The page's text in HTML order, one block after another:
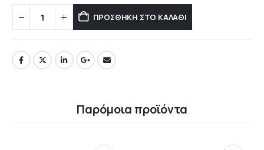
ΠΡΟΣΘΉΚΗ ΣΤΟ ΚΑΛΆΘΙ
Παρόμοια προϊόντα